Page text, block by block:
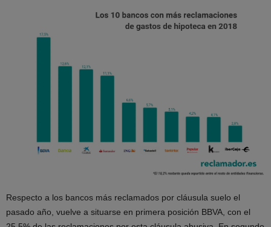
Respecto a los bancos más reclamados por cláusula suelo el
pasado año, vuelve a situarse en primera posición BBVA, con el